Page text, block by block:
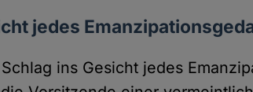
jedes
ins Gesicht jedes